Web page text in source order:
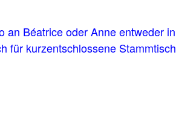
Béatrice oder Anne entweder
für kurzentschlossene